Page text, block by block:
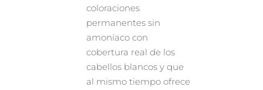
coloraciones
permanentes sin
amoníaco con
cobertura real de los
cabellos blancos y que
al mismo tiempo ofrece